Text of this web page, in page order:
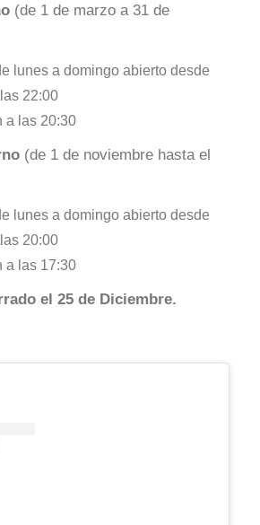
(de 1 de marzo a 31 de
lunes a domingo abierto desde
22:00
a las 20:30
(de 1 de noviembre hasta el
lunes a domingo abierto desde
20:00
a las 17:30
el 25 de Diciembre.